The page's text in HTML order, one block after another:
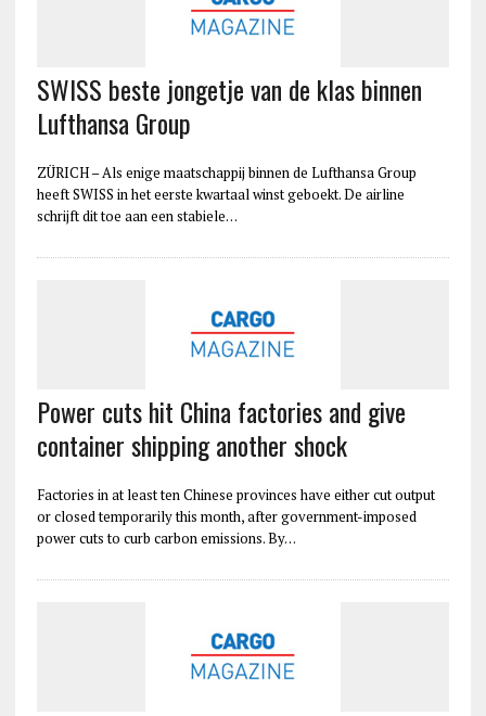
SWISS beste jongetje van de klas binnen
Lufthansa Group
ZÜRICH – Als enige maatschappij binnen de Lufthansa Group
heeft SWISS in het eerste kwartaal winst geboekt. De airline
schrijft dit toe aan een stabiele…
Power cuts hit China factories and give
container shipping another shock
Factories in at least ten Chinese provinces have either cut output
or closed temporarily this month, after government-imposed
power cuts to curb carbon emissions. By…